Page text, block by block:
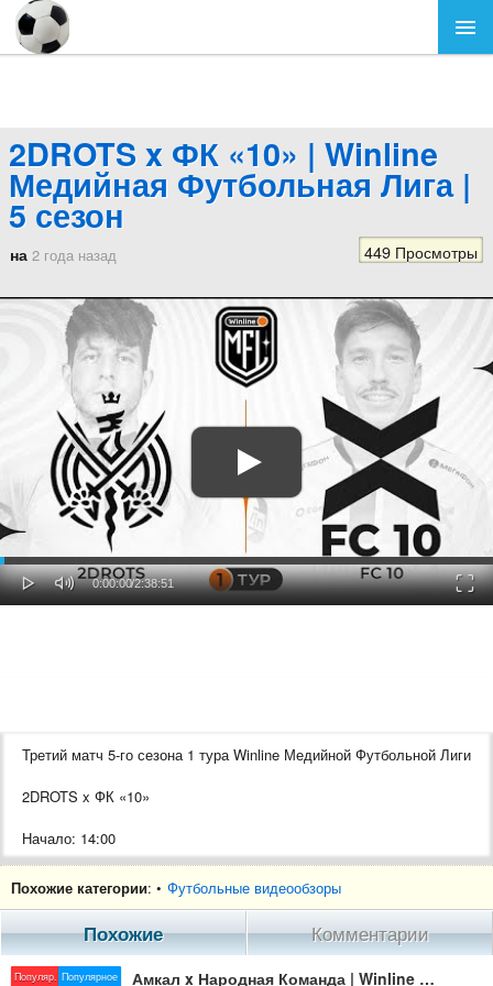
2DROTS x ФК «10» | Winline
Медийная Футбольная Лига |
5 сезон
на 2 года назад 449 Просмотры
Play Mute
Current
0:00:00/Duration
2:38:51
Третий матч 5-го сезона 1 тура Winline Медийной Футбольной Лиги
2DROTS x ФК «10»
Начало: 14:00
Ребёнку нужна помощь! Её зовут Лилия. Она дочка сотрудника
Сейчас ей 4 года, несмотря на старание родителей, ее болезнь
Похожие категории: • Футбольные видеообзоры
Похожие Комментарии
Популяр. Популярное Амкал x Народная Команда | Winline Медийная Футбольная Лига | 5 сезон